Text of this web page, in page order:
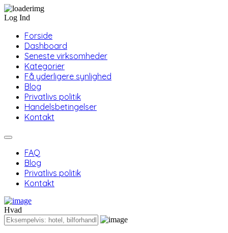
Log Ind
Forside
Dashboard
Seneste virksomheder
Kategorier
Få yderligere synlighed
Blog
Privatlivs politik
Handelsbetingelser
Kontakt
FAQ
Blog
Privatlivs politik
Kontakt
Hvad